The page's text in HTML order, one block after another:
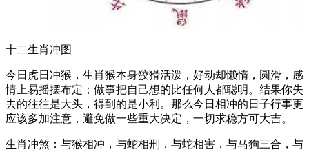
十二生肖冲图
今日虎日冲猴，生肖猴本身狡猾活泼，好动却懒惰，圆滑，感
情上易摇摆布定；做事把自己想的比任何人都聪明。结果你失
去的往往是大头，得到的是小利。那么今日相冲的日子行事更
应该多加注意，避免做一些重大决定，一切求稳方可大吉。
生肖冲煞：与猴相冲，与蛇相刑，与蛇相害，与马狗三合，与